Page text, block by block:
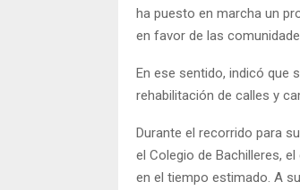
ha puesto en marcha un
en favor de las
En ese sentido, indicó que
rehabilitación de calles y
Durante el recorrido para
el Colegio de Bachilleres,
en el tiempo estimado. A